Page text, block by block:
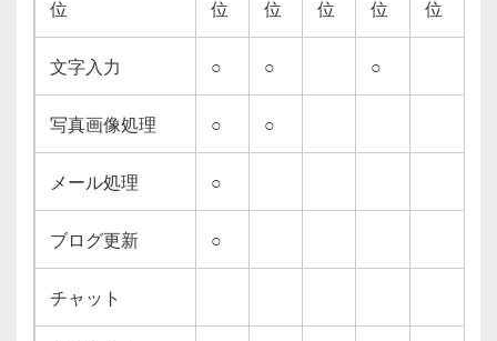
位
位
位
位
位
位
文字入力 ○ ○ ○
写真画像処理 ○ ○
メール処理 ○
ブログ更新 ○
チャット